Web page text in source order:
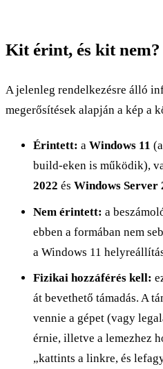
Kit érint, és kit nem?
A jelenleg rendelkezésre álló
megerősítések alapján a kép a
Érintett: a Windows 11
build-eken is működik),
2022 és Windows Server
Nem érintett: a
ebben a formában nem
a Windows 11
Fizikai hozzáférés kell:
át bevethető támadás. A
vennie a gépet (vagy
érnie, illetve a lemezhez
„kattints a linkre, és